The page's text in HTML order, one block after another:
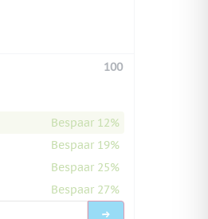
100
Bespaar 12%
Bespaar 19%
Bespaar 25%
Bespaar 27%